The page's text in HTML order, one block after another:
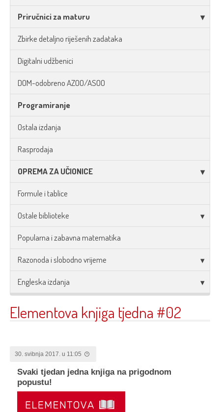
Priručnici za maturu
Zbirke detaljno riješenih zadataka
Digitalni udžbenici
DOM-odobreno AZOO/ASOO
Programiranje
Ostala izdanja
Rasprodaja
OPREMA ZA UČIONICE
Formule i tablice
Ostale biblioteke
Popularna i zabavna matematika
Razonoda i slobodno vrijeme
Engleska izdanja
Elementova knjiga tjedna #02
30. svibnja 2017. u 11:05
Svaki tjedan jedna knjiga na prigodnom
popustu!